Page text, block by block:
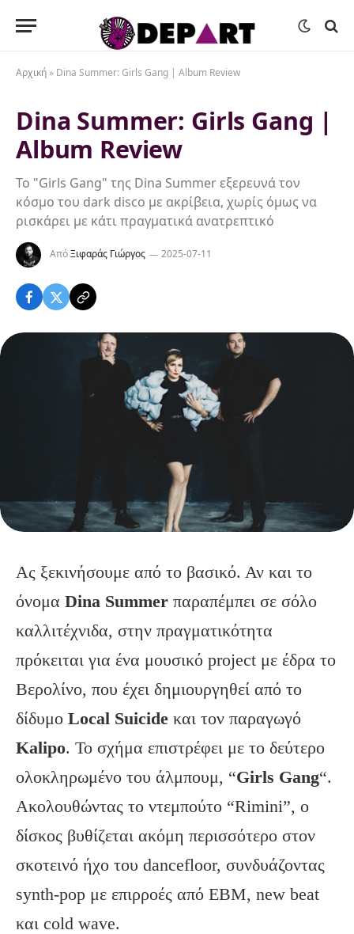
Αρχική » Dina Summer: Girls Gang | Album Review
Dina Summer: Girls Gang |
Album Review
Το "Girls Gang" της Dina Summer εξερευνά τον
κόσμο του dark disco με ακρίβεια, χωρίς όμως να
ρισκάρει με κάτι πραγματικά ανατρεπτικό
ΑπόΞιφαράς Γιώργος 2025-07-11
Ας ξεκινήσουμε από το βασικό. Αν και το
όνομα Dina Summer παραπέμπει σε σόλο
καλλιτέχνιδα, στην πραγματικότητα
πρόκειται για ένα μουσικό project με έδρα το
Βερολίνο, που έχει δημιουργηθεί από το
δίδυμο Local Suicide και τον παραγωγό
Kalipo. Το σχήμα επιστρέφει με το δεύτερο
ολοκληρωμένο του άλμπουμ, “Girls Gang“.
Ακολουθώντας το ντεμπούτο “Rimini”, ο
δίσκος βυθίζεται ακόμη περισσότερο στον
σκοτεινό ήχο του dancefloor, συνδυάζοντας
synth-pop με επιρροές από EBM, new beat
και cold wave.